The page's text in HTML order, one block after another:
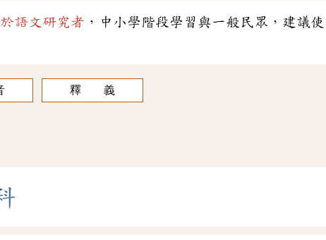
語文研究者 ，中小學階段學習與一般民眾，建議
釋 義